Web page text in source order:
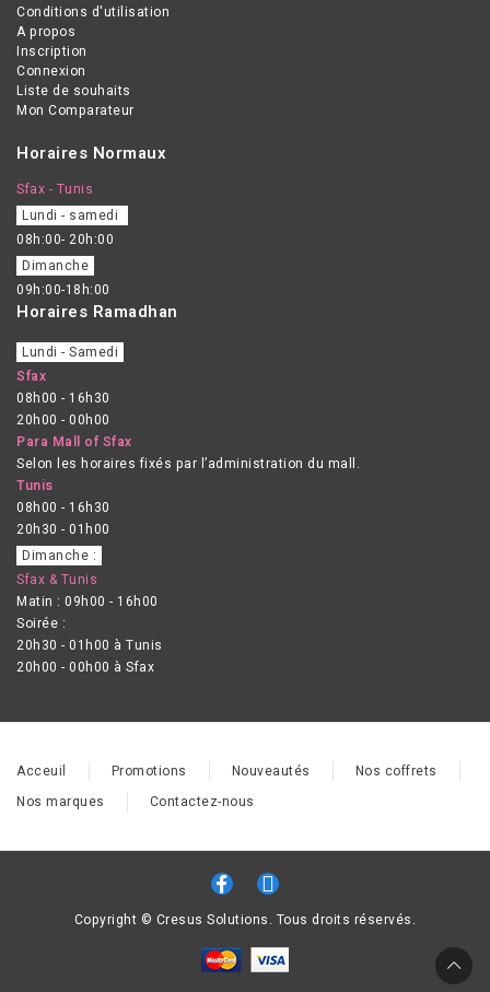
Conditions d'utilisation
A propos
Inscription
Connexion
Liste de souhaits
Mon Comparateur
Horaires Normaux
Sfax - Tunis
Lundi - samedi
08h:00- 20h:00
Dimanche
09h:00-18h:00
Horaires Ramadhan
Lundi - Samedi
Sfax
08h00 - 16h30
20h00 - 00h00
Para Mall of Sfax
Selon les horaires fixés par l’administration du mall.
Tunis
08h00 - 16h30
20h30 - 01h00
Dimanche :
Sfax & Tunis
Matin : 09h00 - 16h00
Soirée :
20h30 - 01h00 à Tunis
20h00 - 00h00 à Sfax
Acceuil Promotions Nouveautés
Nos coffrets
Nos marques
Contactez-nous
Copyright © Cresus Solutions. Tous droits réservés.